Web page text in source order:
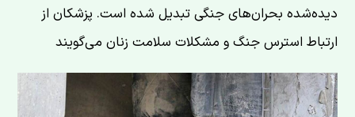
دیده‌شده بحران‌های جنگی تبدیل شده است. پزشکان از
ارتباط استرس جنگ و مشکلات سلامت زنان می‌گویند